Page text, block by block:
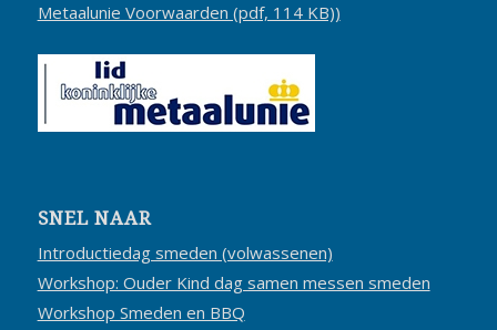
Metaalunie Voorwaarden (pdf, 114 KB))
SNEL NAAR
Introductiedag smeden (volwassenen)
Workshop: Ouder Kind dag samen messen smeden
Workshop Smeden en BBQ